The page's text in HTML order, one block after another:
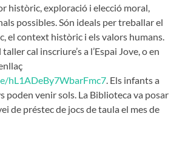
històric, exploració i elecció moral,
possibles. Són ideals per treballar el
el context històric i els valors humans.
cal inscriure’s a l’Espai Jove, o en
hL1ADeBy7WbarFmc7. Els infants a
poden venir sols. La Biblioteca va posar
de préstec de jocs de taula el mes de